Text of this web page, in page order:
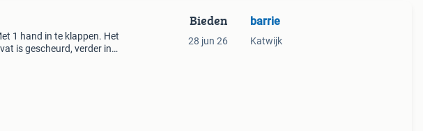
1 hand in te klappen. Het
is gescheurd, verder in
Bieden
28 jun 26
barrie
Katwijk